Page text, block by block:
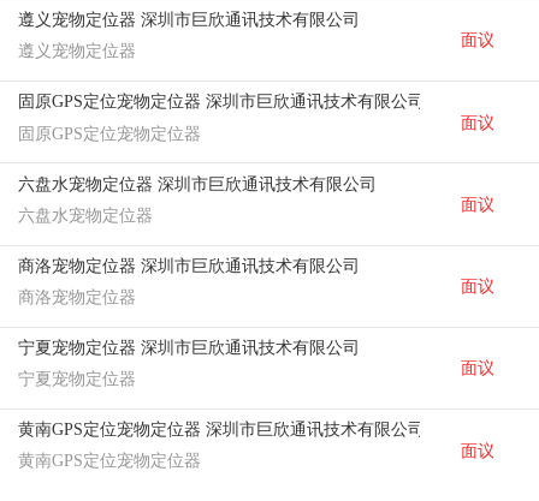
遵义宠物定位器 深圳市巨欣通讯技术有限公司
遵义宠物定位器
面议
固原GPS定位宠物定位器 深圳市巨欣通讯技术有限公司
固原GPS定位宠物定位器
面议
六盘水宠物定位器 深圳市巨欣通讯技术有限公司
六盘水宠物定位器
面议
商洛宠物定位器 深圳市巨欣通讯技术有限公司
商洛宠物定位器
面议
宁夏宠物定位器 深圳市巨欣通讯技术有限公司
宁夏宠物定位器
面议
黄南GPS定位宠物定位器 深圳市巨欣通讯技术有限公司
黄南GPS定位宠物定位器
面议